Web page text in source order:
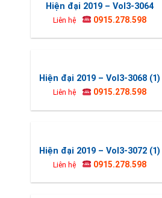
Hiện đại 2019 – Vol3-3064
Liên hệ 0915.278.598
Hiện đại 2019 – Vol3-3068 (1)
Liên hệ 0915.278.598
Hiện đại 2019 – Vol3-3072 (1)
Liên hệ 0915.278.598